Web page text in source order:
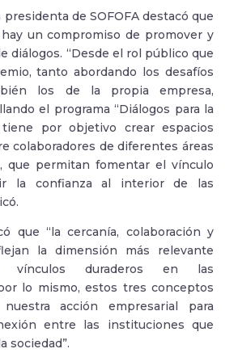
presidenta de SOFOFA destacó que
un compromiso de promover y
diálogos. “Desde el rol público que
tanto abordando los desafíos
los de la propia empresa,
el programa “Diálogos para la
tiene por objetivo crear espacios
colaboradores de diferentes áreas
que permitan fomentar el vínculo
la confianza al interior de las
que “la cercanía, colaboración y
la dimensión más relevante
vínculos duraderos en las
lo mismo, estos tres conceptos
acción empresarial para
entre las instituciones que
sociedad”.